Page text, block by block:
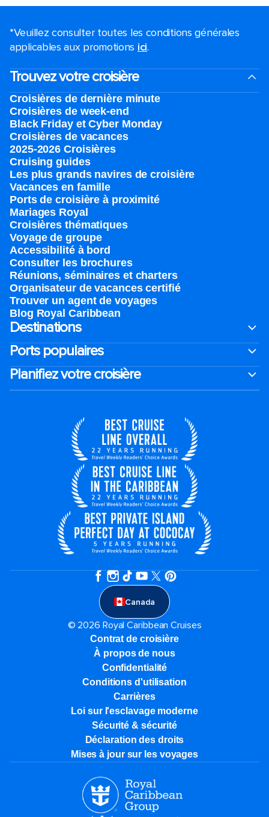
*Veuillez consulter toutes les conditions générales
applicables aux promotions ici.
Trouvez votre croisière
Croisières de dernière minute
Croisières de week-end
Black Friday et Cyber Monday
Croisières de vacances
2025-2026 Croisières
Cruising guides
Les plus grands navires de croisière
Vacances en famille
Ports de croisière à proximité
Mariages Royal
Croisières thématiques
Voyage de groupe​
Accessibilité à bord​
Consulter les brochures
Réunions, séminaires et charters
Organisateur de vacances certifié
Trouver un agent de voyages
Blog Royal Caribbean
Destinations
Ports populaires
Planifiez votre croisière
Canada
© 2026 Royal Caribbean Cruises
Contrat de croisière
À propos de nous
Confidentialité
Conditions d'utilisation
Carrières
Loi sur l'esclavage moderne
Sécurité & sécurité
Déclaration des droits
Mises à jour sur les voyages